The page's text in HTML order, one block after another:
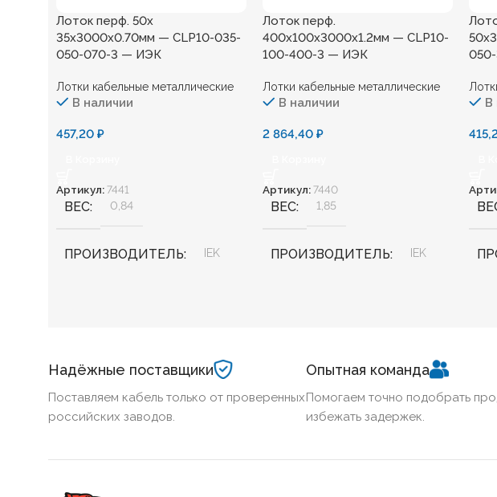
Лоток перф. 50х
35х3000х0.70мм — CLP10-035-
050-070-3 — ИЭК
Лотки кабельные металлические
В наличии
457,20 ₽
Артикул:7441
ВЕС 0,84
ПРОИЗВОДИТЕЛЬ IEK
ВЫСОТА, ММ 35
КОД ТОВАРА
Лоток перф.
400х100х3000х1.2мм — CLP10-
100-400-3 — ИЭК
Лотки кабельные металлические
В наличии
2 864,40 ₽
Артикул:7440
ВЕС 1,85
ПРОИЗВОДИТЕЛЬ IEK
ВЫСОТА, ММ 400
В
Надёжные поставщики
Поставляем кабель только от проверенных
российских заводов.
Опытная команда
Помогаем точно подобрать
избежать задержек.